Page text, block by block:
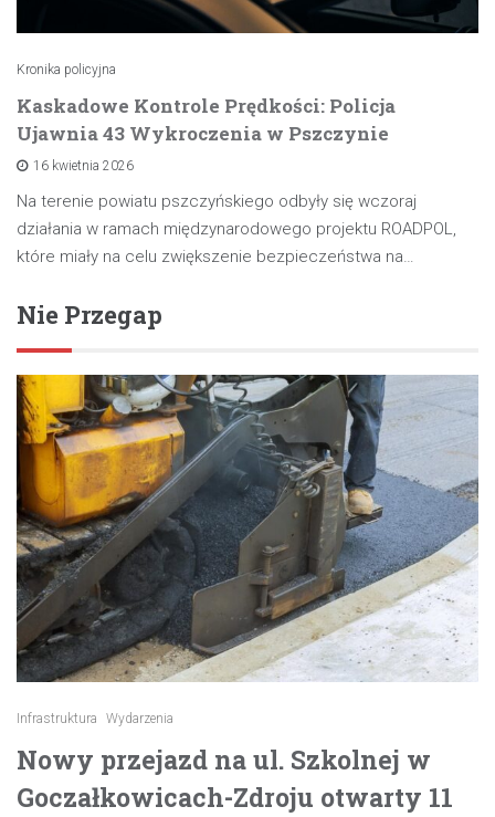
Kronika policyjna
Kaskadowe Kontrole Prędkości: Policja
Ujawnia 43 Wykroczenia w Pszczynie
16 kwietnia 2026
Na terenie powiatu pszczyńskiego odbyły się wczoraj
działania w ramach międzynarodowego projektu ROADPOL,
które miały na celu zwiększenie bezpieczeństwa na…
Nie Przegap
Infrastruktura Wydarzenia
Nowy przejazd na ul. Szkolnej w
Goczałkowicach-Zdroju otwarty 11